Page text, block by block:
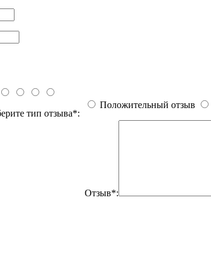
тип отзыва*:
Положительный отзыв
Отзыв*: